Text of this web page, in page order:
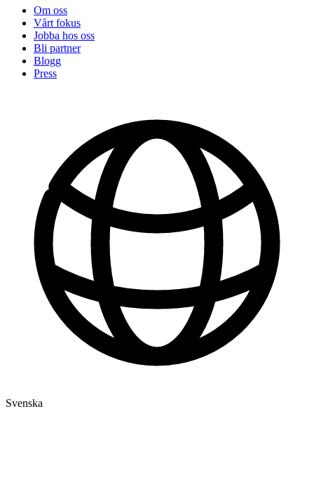
Om oss
Vårt fokus
Jobba hos oss
Bli partner
Blogg
Press
Svenska